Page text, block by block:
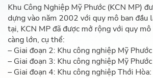
Khu Công Nghiệp Mỹ Phước (KCN MP)
dựng vào năm 2002 với quy mô ban đầu
tại, KCN MP đã được mở rộng với quy
càng lớn, cụ thể:
– Giai đoạn 2: Khu công nghiệp Mỹ
– Giai đoạn 3: Khu công nghiệp Mỹ
– Giai đoạn 4: Khu công nghiệp Thới